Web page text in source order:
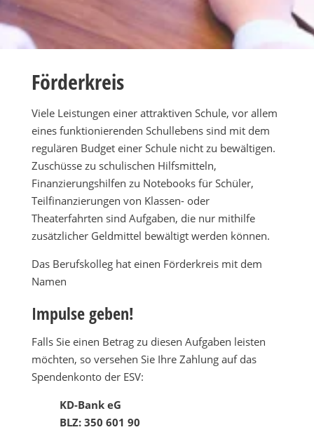
Förderkreis
Viele Leistungen einer attraktiven Schule, vor allem
eines funktionierenden Schullebens sind mit dem
regulären Budget einer Schule nicht zu bewältigen.
Zuschüsse zu schulischen Hilfsmitteln,
Finanzierungshilfen zu Notebooks für Schüler,
Teilfinanzierungen von Klassen- oder
Theaterfahrten sind Aufgaben, die nur mithilfe
zusätzlicher Geldmittel bewältigt werden können.
Das Berufskolleg hat einen Förderkreis mit dem
Namen
Impulse geben!
Falls Sie einen Betrag zu diesen Aufgaben leisten
möchten, so versehen Sie Ihre Zahlung auf das
Spendenkonto der ESV:
KD-Bank eG
BLZ: 350 601 90